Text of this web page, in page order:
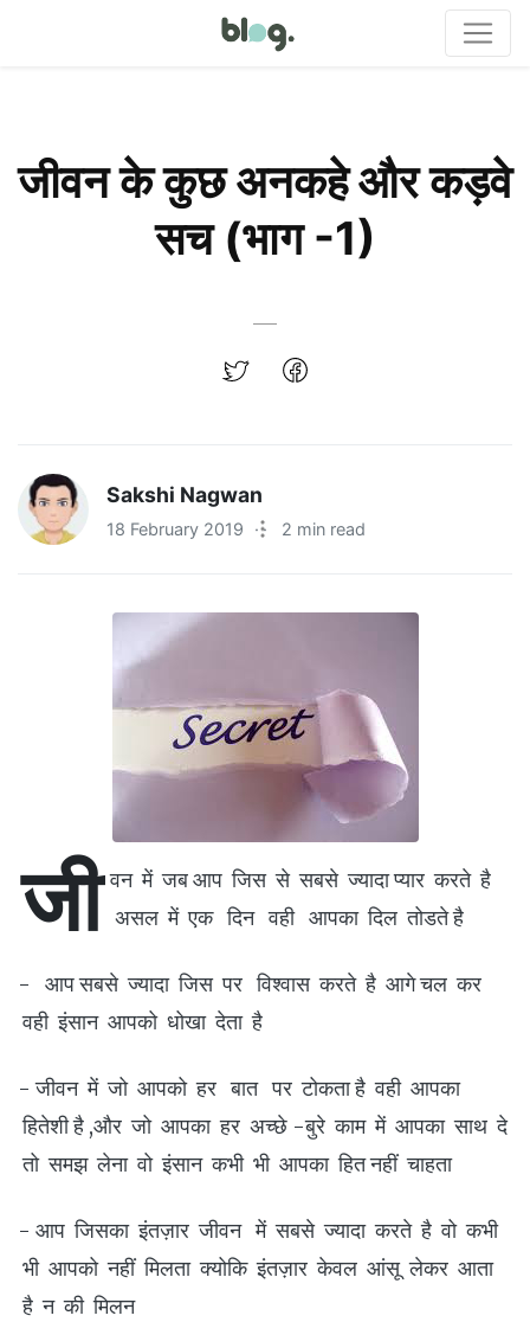
जीवन के कुछ अनकहे और कड़वे
सच (भाग -1)
Sakshi Nagwan
18 February 2019 · 2 min read
जी वन में जब आप जिस से सबसे ज्यादा प्यार करते है
असल में एक दिन वही आपका दिल तोडते है
- आप सबसे ज्यादा जिस पर विश्वास करते है आगे चल कर
वही इंसान आपको धोखा देता है
- जीवन में जो आपको हर बात पर टोकता है वही आपका
हितेशी है ,और जो आपका हर अच्छे -बुरे काम में आपका साथ दे
तो समझ लेना वो इंसान कभी भी आपका हित नहीं चाहता
- आप जिसका इंतज़ार जीवन में सबसे ज्यादा करते है वो कभी
भी आपको नहीं मिलता क्योकि इंतज़ार केवल आंसू लेकर आता
है न की मिलन